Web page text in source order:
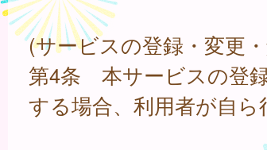
(サービスの登録・変更
第4条 本サービスの登
する場合、利用者が自ら